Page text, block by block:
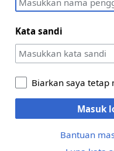
Kata sandi
Biarkan saya tetap
Masuk
Bantuan